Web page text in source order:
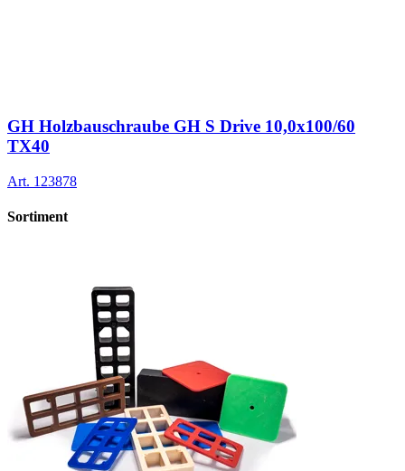
GH Holzbauschraube GH S Drive 10,0x100/60
TX40
Art. 123878
Sortiment